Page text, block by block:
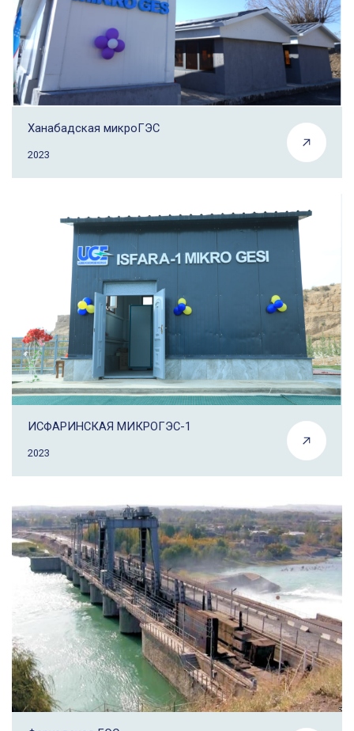
Ханабадская микроГЭС
2023
ИСФАРИНСКАЯ МИКРОГЭС-1
2023